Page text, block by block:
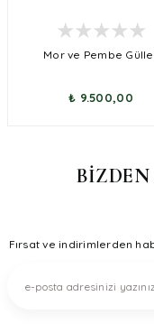
Mor ve Pembe
₺ 9.500,00
Fırsat ve indirimlerden